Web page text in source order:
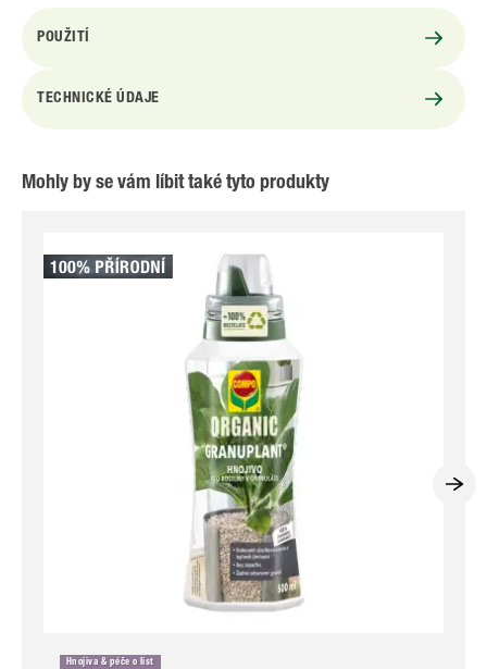
POUŽITÍ
TECHNICKÉ ÚDAJE
Mohly by se vám líbit také tyto produkty
Hnojiva & péče o list